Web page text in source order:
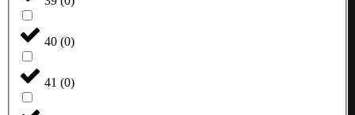
40 (0)
41 (0)